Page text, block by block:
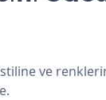
ve